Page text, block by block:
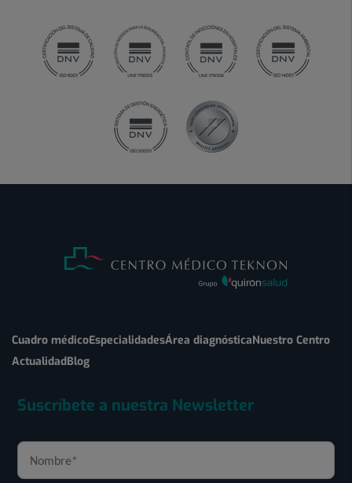
Cuadro médicoEspecialidadesÁrea diagnósticaNuestro Centro
ActualidadBlog
Suscríbete a nuestra Newsletter